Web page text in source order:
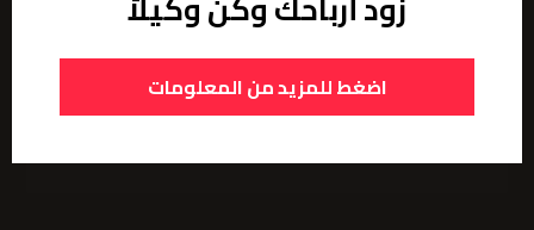
اضغط للمزيد من المعلومات